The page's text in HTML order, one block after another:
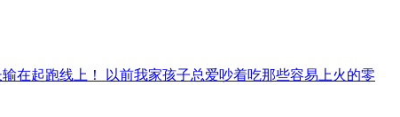
在起跑线上！ 以前我家孩子总爱吵着吃那些容易上火的零